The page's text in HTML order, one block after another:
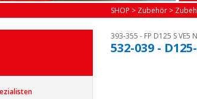
SHOP > Zubehör >
393-355 - FP D125 S VE5
532-039 -